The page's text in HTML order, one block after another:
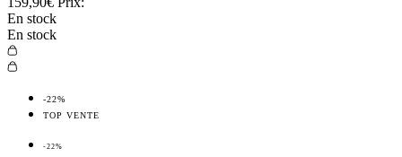
En stock
En stock
-22%
TOP VENTE
-22%